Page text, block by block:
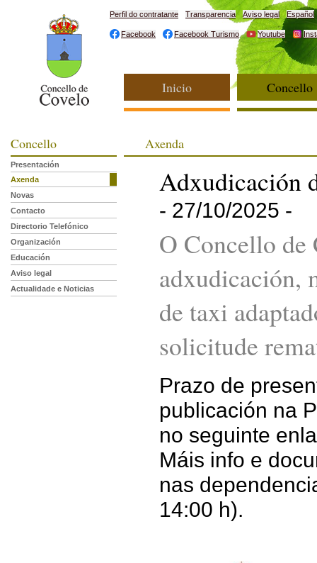
Perfil do contratante Transparencia Aviso legal Español
Facebook Facebook Turismo Youtube
Inicio Concello
Concello
Presentación
Axenda
Novas
Contacto
Directorio Telefónico
Organización
Educación
Aviso legal
Actualidade e Noticias
Axenda
Adxudicación
- 27/10/2025 -
O Concello
adxudicación,
de taxi
solicitude
Prazo de
publicación na
no seguinte
Máis info e
nas
14:00 h).